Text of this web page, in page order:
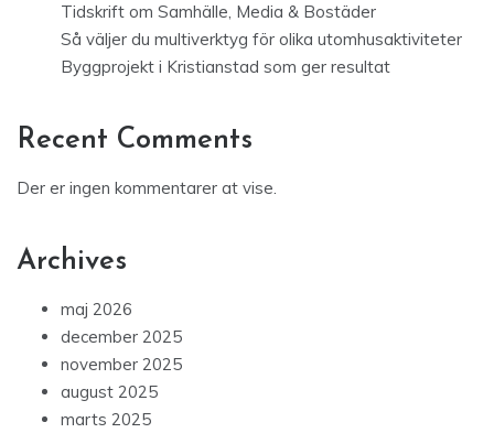
Tidskrift om Samhälle, Media & Bostäder
Så väljer du multiverktyg för olika utomhusaktiviteter
Byggprojekt i Kristianstad som ger resultat
Recent Comments
Der er ingen kommentarer at vise.
Archives
maj 2026
december 2025
november 2025
august 2025
marts 2025